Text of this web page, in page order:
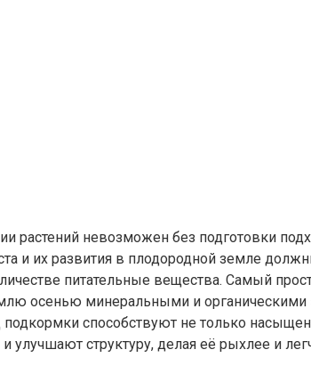
растений невозможен без подготовки
и их развития в плодородной земле
питательные вещества. Самый
осенью минеральными и
подкормки способствуют не только
улучшают структуру, делая её рыхлее и